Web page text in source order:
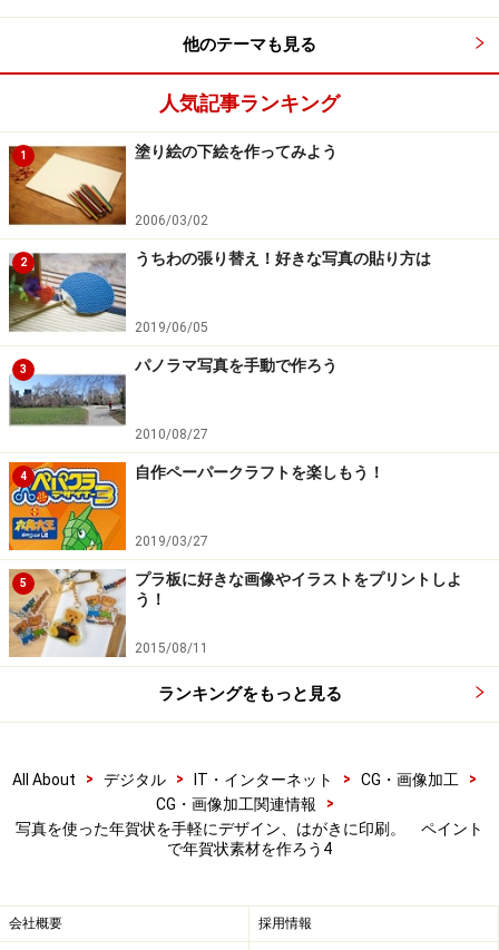
他のテーマも見る
人気記事ランキング
1 塗り絵の下絵を作ってみよう
2006/03/02
2 うちわの張り替え！好きな写真の貼り方は
2019/06/05
3 パノラマ写真を手動で作ろう
2010/08/27
4 自作ペーパークラフトを楽しもう！
2019/03/27
5
プラ板に好きな画像やイラストをプリントしよ
う！
2015/08/11
ランキングをもっと見る
All About > デジタル > IT・インターネット > CG・画像加工
>
CG・画像加工関連情報
>
写真を使った年賀状を手軽にデザイン、はがきに印刷。 ペイント
で年賀状素材を作ろう4
会社概要 採用情報